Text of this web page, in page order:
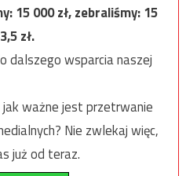
15 000zł, zebraliśmy:15
zł.
dalszego wsparcia naszej
ważne jest przetrwanie
Nie zwlekaj więc,
już od teraz.